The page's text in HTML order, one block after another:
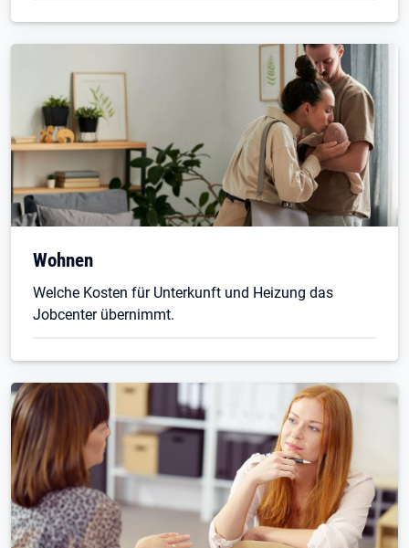
Wohnen
Welche Kosten für Unterkunft und Heizung das
Jobcenter übernimmt.